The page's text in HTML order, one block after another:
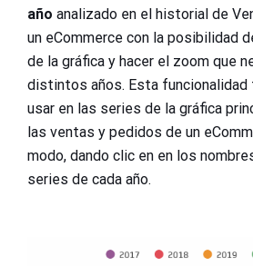
año analizado en el historial de
un eCommerce con la posibilidad
de la gráfica y hacer el zoom que
distintos años. Esta funcionalidad
usar en las series de la gráfica
las ventas y pedidos de un
modo, dando clic en en los
series de cada año.